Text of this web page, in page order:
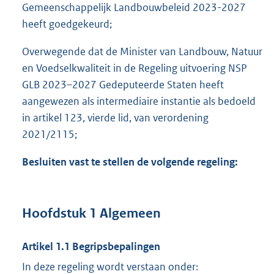
Gemeenschappelijk Landbouwbeleid 2023-2027
heeft goedgekeurd;
Overwegende dat de Minister van Landbouw, Natuur
en Voedselkwaliteit in de Regeling uitvoering NSP
GLB 2023–2027 Gedeputeerde Staten heeft
aangewezen als intermediaire instantie als bedoeld
in artikel 123, vierde lid, van verordening
2021/2115;
Besluiten vast te stellen de volgende regeling:
Hoofdstuk 1 Algemeen
Artikel 1.1 Begripsbepalingen
In deze regeling wordt verstaan onder: